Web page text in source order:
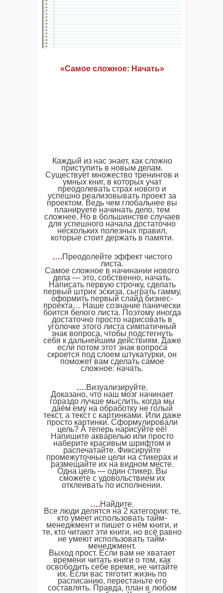
«Самое сложное: Начать»
Каждый из нас знает, как сложно
приступить в новым делам.
Существует множество тренингов и
умных книг, в которых учат
преодолевать страх нового и
успешно реализовывать проект за
проектом. Ведь чем глобальнее вы
планируете начинать дело, тем
сложнее. Но в большинстве случаев
для успешного начала достаточно
нескольких полезных правил,
которые стоит держать в памяти.
….Преодолейте эффект чистого
листа.
Самое сложное в начинании нового
дела — это, собственно, начать.
Написать первую строчку, сделать
первый штрих эскиза, сыграть гамму,
оформить первый слайд бизнес-
проекта… Наше сознание панически
боится белого листа. Поэтому иногда
достаточно просто нарисовать в
уголочке этого листа симпатичный
знак вопроса, чтобы подстегнуть
себя к дальнейшим действиям. Даже
если потом этот знак вопроса
скроется под слоем штукатурки, он
поможет вам сделать самое
сложное: начать.
….Визуализируйте.
Доказано, что наш мозг начинает
гораздо лучше мыслить, когда мы
даём ему на обработку не голый
текст, а текст с картинками. Или даже
просто картинки. Сформулировали
цель? А теперь нарисуйте её!
Напишите акварелью или просто
наберите красивым шрифтом и
распечатайте. Фиксируйте
промежуточные цели на стикерах и
размещайте их на видном месте.
Одна цель — один стикер. Вы
сможете с удовольствием их
отклеивать по исполнении.
….Найдите.
Все люди делятся на 2 категории: те,
кто умеет использовать тайм-
менеджмент и пишет о нём книги, и
те, кто читают эти книги, но всё равно
не умеют использовать тайм-
менеджмент.
Выход прост. Если вам не хватает
времени читать книги о том, как
освободить себе время, не читайте
их. Если вас тяготит жизнь по
расписанию, перестаньте его
составлять. Правда, план в любом